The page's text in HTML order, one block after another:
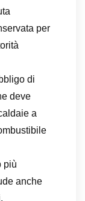
per
di
deve
a
più
anche